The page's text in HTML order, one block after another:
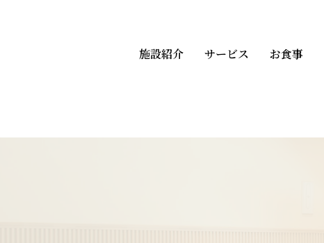
施設紹介 サービス お食事